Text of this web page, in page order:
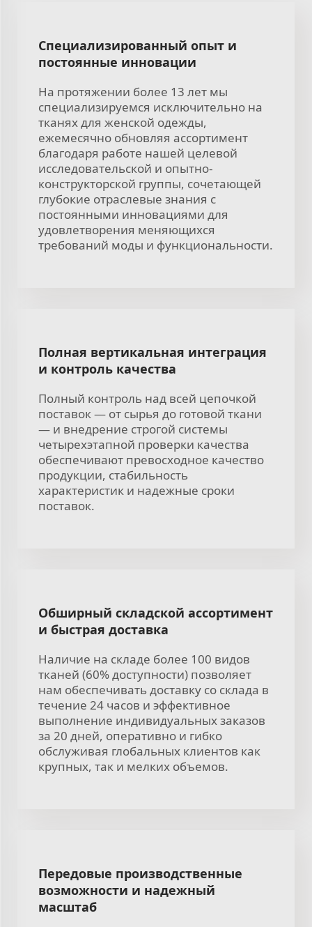
Специализированный опыт и
постоянные инновации
На протяжении более 13 лет мы
специализируемся исключительно на
тканях для женской одежды,
ежемесячно обновляя ассортимент
благодаря работе нашей целевой
исследовательской и опытно-
конструкторской группы, сочетающей
глубокие отраслевые знания с
постоянными инновациями для
удовлетворения меняющихся
требований моды и функциональности.
Полная вертикальная интеграция
и контроль качества
Полный контроль над всей цепочкой
поставок — от сырья до готовой ткани
— и внедрение строгой системы
четырехэтапной проверки качества
обеспечивают превосходное качество
продукции, стабильность
характеристик и надежные сроки
поставок.
Обширный складской ассортимент
и быстрая доставка
Наличие на складе более 100 видов
тканей (60% доступности) позволяет
нам обеспечивать доставку со склада в
течение 24 часов и эффективное
выполнение индивидуальных заказов
за 20 дней, оперативно и гибко
обслуживая глобальных клиентов как
крупных, так и мелких объемов.
Передовые производственные
возможности и надежный
масштаб